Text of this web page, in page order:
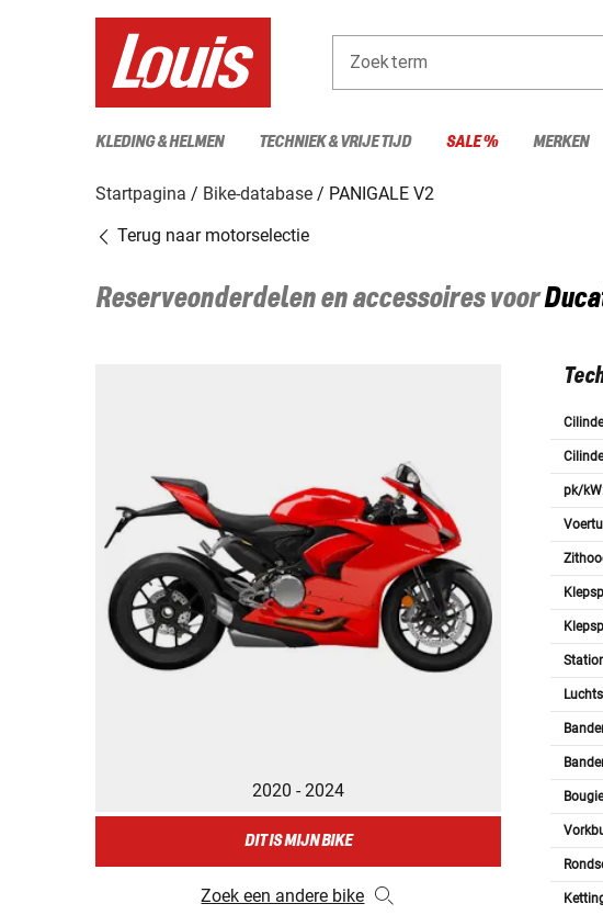
Zoekterm
KLEDING & HELMEN TECHNIEK & VRIJE TIJD SALE % MERKEN
Startpagina Bike-database
PANIGALE V2
Terug naar motorselectie
Reserveonderdelen en accessoires voor
2020 - 2024
DIT IS MIJN BIKE
Zoek een andere bike
pk/